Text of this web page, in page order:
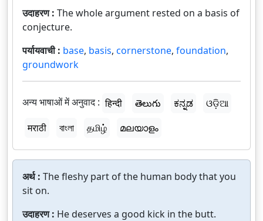
उदाहरण : The whole argument rested on a basis of
conjecture.
पर्यायवाची : base, basis, cornerstone, foundation,
groundwork
अन्य भाषाओं में अनुवाद : हिन्दी తెలుగు ಕನ್ನಡ
ଓଡ଼ିଆ
मराठी
বাংলা தமிழ் മലയാളം
अर्थ : The fleshy part of the human body that you
sit on.
उदाहरण : He deserves a good kick in the butt.